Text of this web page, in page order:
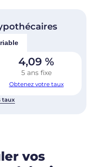
4,09 %
5 ans fixe
Obtenez votre taux
taux
vos